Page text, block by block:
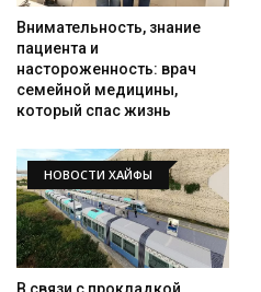
Внимательность, знание
пациента и
настороженность: врач
семейной медицины,
который спас жизнь
НОВОСТИ ХАЙФЫ